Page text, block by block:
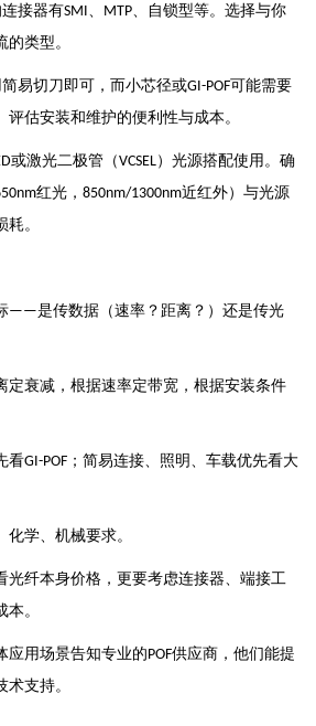
接器有SMI MTP 、自锁型等。选择与你
类型。
简易切刀即可，而小芯径或GI-POF可能需要
估安装和维护的便利性与成本。
或激光二极管（VCSEL）光源搭配使用。确
红光， 850nm/1300nm近红外）与光源
。
——是传数据（速率？距离？）还是传光
定衰减，根据速率定带宽，根据安装条件
看GI-POF ；简易连接、照明、车载优先看大
学、机械要求。
光纤本身价格，更要考虑连接器、端接工
。
应用场景告知专业的POF供应商，他们能提
支持。